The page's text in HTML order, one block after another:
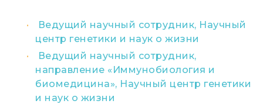
Ведущий научный сотрудник, Научный
центр генетики и наук о жизни
Ведущий научный сотрудник,
направление «Иммунобиология и
биомедицина», Научный центр генетики
и наук о жизни